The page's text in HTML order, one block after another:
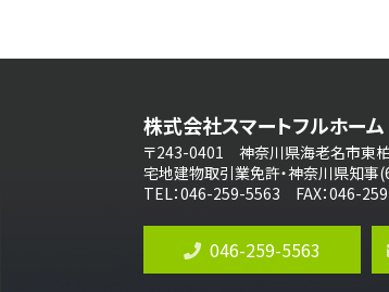
4ＬＤＫ
長後駅
バ11分 ・歩6分
全棟ＬＤＫは16帖の4ＬＤＫ！食器洗い乾燥
機や浴…
4,190万円
株式会社スマートフルホーム
〒243-0401 神奈川県海老名市東
宅地建物取引業免許・神奈川県知事
TEL：046-259-5563 FAX：046-
046-259-5563